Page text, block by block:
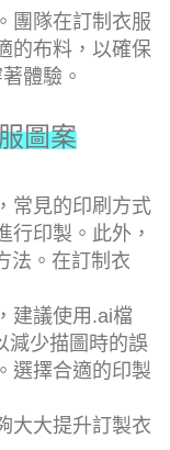
團隊在訂制衣服
的布料，以確保
體驗。
圖案
常見的印刷方式
行印製。此外，
法。在訂制衣
建議使用.ai檔
減少描圖時的誤
選擇合適的印製
大大提升訂製衣